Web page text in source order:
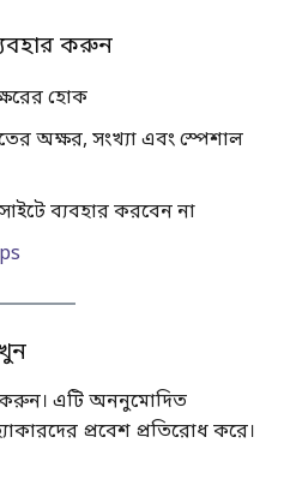
করুন
হোক
অক্ষর, সংখ্যা এবং স্পেশাল
ব্যবহার করবেন না
এটি অননুমোদিত
প্রবেশ প্রতিরোধ করে।